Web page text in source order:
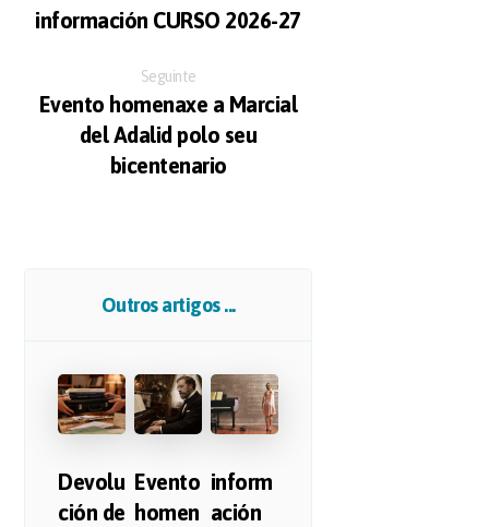
información CURSO 2026-27
Seguinte
Evento homenaxe a Marcial
del Adalid polo seu
bicentenario
Outros artigos ...
Devolu
ción de
Evento
homen
inform
ación